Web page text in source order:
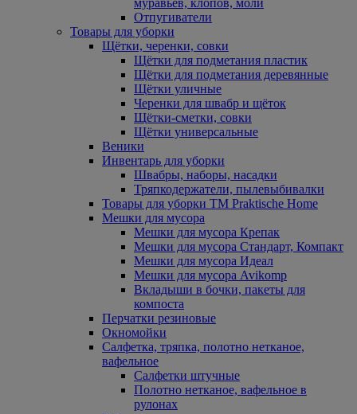
муравьев, клопов, моли
Отпугиватели
Товары для уборки
Щётки, черенки, совки
Щётки для подметания пластик
Щётки для подметания деревянные
Щётки уличные
Черенки для швабр и щёток
Щётки-сметки, совки
Щётки универсальные
Веники
Инвентарь для уборки
Швабры, наборы, насадки
Тряпкодержатели, пылевыбивалки
Товары для уборки ТМ Praktische Home
Мешки для мусора
Мешки для мусора Крепак
Мешки для мусора Стандарт, Компакт
Мешки для мусора Идеал
Мешки для мусора Avikomp
Вкладыши в бочки, пакеты для
компоста
Перчатки резиновые
Окномойки
Салфетка, тряпка, полотно нетканое,
вафельное
Салфетки штучные
Полотно нетканое, вафельное в
рулонах